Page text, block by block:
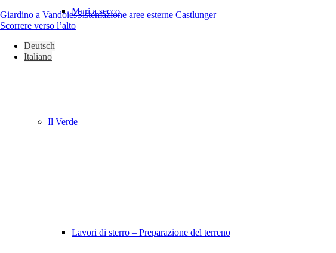
Muri a secco
Il Verde
Lavori di sterro – Preparazione del terreno
Giardino a VandoiesSistemazione aree esterne Castlunger
Scorrere verso l’alto
Deutsch
Italiano